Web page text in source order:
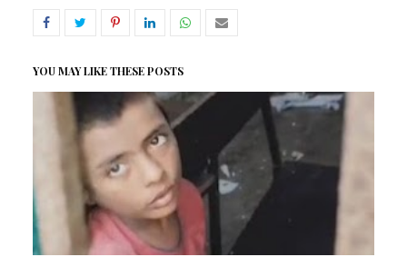
YOU MAY LIKE THESE POSTS